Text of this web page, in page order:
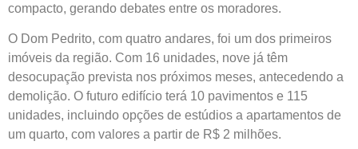
compacto, gerando debates entre os moradores.
O Dom Pedrito, com quatro andares, foi um dos primeiros
imóveis da região. Com 16 unidades, nove já têm
desocupação prevista nos próximos meses, antecedendo a
demolição. O futuro edifício terá 10 pavimentos e 115
unidades, incluindo opções de estúdios a apartamentos de
um quarto, com valores a partir de R$ 2 milhões.